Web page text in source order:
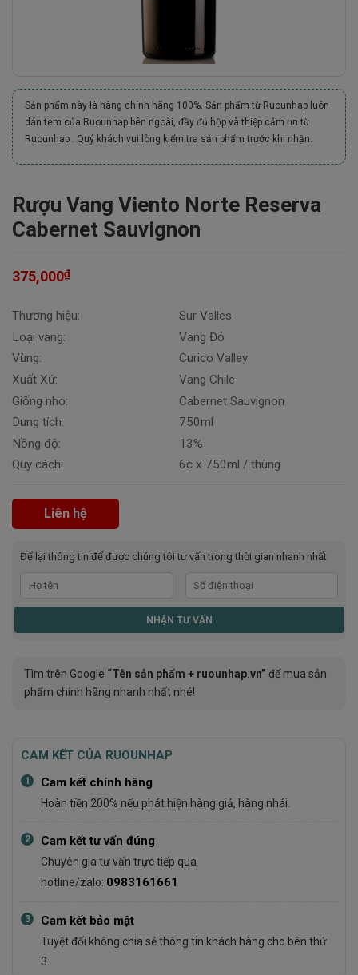
Sản phẩm này là hàng chính hãng 100%. Sản phẩm từ Ruounhap luôn
dán tem của Ruounhap bên ngoài, đầy đủ hộp và thiệp cảm ơn từ
Ruounhap . Quý khách vui lòng kiểm tra sản phẩm trước khi nhận.
Rượu Vang Viento Norte Reserva
Cabernet Sauvignon
375,000₫
Thương hiệu:
Loại vang:
Vùng:
Xuất Xứ:
Giống nho:
Dung tích:
Nồng độ:
Quy cách:
Sur Valles
Vang Đỏ
Curico Valley
Vang Chile
Cabernet Sauvignon
750ml
13%
6c x 750ml / thùng
Liên hệ
Để lại thông tin để được chúng tôi tư vấn trong thời gian nhanh nhất
Tìm trên Google “Tên sản phẩm + ruounhap.vn” để mua sản
phẩm chính hãng nhanh nhất nhé!
CAM KẾT CỦA RUOUNHAP
1 Cam kết chính hãng
Hoàn tiền 200% nếu phát hiện hàng giả, hàng nhái.
2 Cam kết tư vấn đúng
Chuyên gia tư vấn trực tiếp qua
hotline/zalo: 0983161661
3 Cam kết bảo mật
Tuyệt đối không chia sẻ thông tin khách hàng cho bên thứ
3.